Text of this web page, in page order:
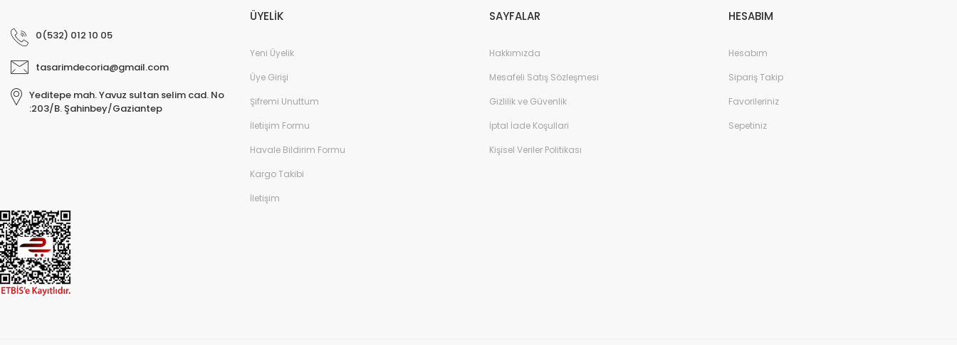
0(532) 012 10 05
tasarimdecoria@gmail.com
Yeditepe mah. Yavuz sultan selim cad. No
:203/B. Şahinbey/Gaziantep
ÜYELİK
Yeni Üyelik
Üye Girişi
Şifremi Unuttum
İletişim Formu
Havale Bildirim Formu
Kargo Takibi
İletişim
SAYFALAR
Hakkımızda
Mesafeli Satış Sözleşmesi
Gizlilik ve Güvenlik
İptal İade Koşullari
Kişisel Veriler Politikası
HESABIM
Hesabım
Sipariş Takip
Favorileriniz
Sepetiniz